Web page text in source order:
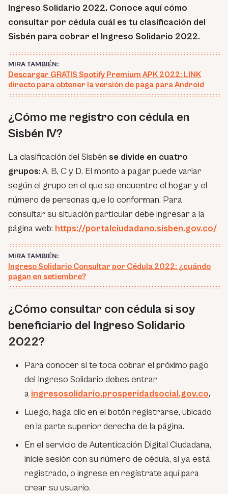
Ingreso Solidario 2022. Conoce aquí cómo
consultar por cédula cuál es tu clasificación del
Sisbén para cobrar el Ingreso Solidario 2022.
MIRA TAMBIÉN:
Descargar GRATIS Spotify Premium APK 2022: LINK
directo para obtener la versión de paga para Android
¿Cómo me registro con cédula en
Sisbén IV?
La clasificación del Sisbén se divide en cuatro
grupos: A, B, C y D. El monto a pagar puede variar
según el grupo en el que se encuentre el hogar y el
número de personas que lo conforman. Para
consultar su situación particular debe ingresar a la
página web: https://portalciudadano.sisben.gov.co/
MIRA TAMBIÉN:
Ingreso Solidario Consultar por Cédula 2022: ¿cuándo
pagan en setiembre?
¿Cómo consultar con cédula si soy
beneficiario del Ingreso Solidario
2022?
Para conocer si te toca cobrar el próximo pago
del Ingreso Solidario debes entrar
a ingresosolidario.prosperidadsocial.gov.co.
Luego, haga clic en el botón registrarse, ubicado
en la parte superior derecha de la página.
En el servicio de Autenticación Digital Ciudadana,
inicie sesión con su número de cédula, si ya está
registrado, o ingrese en regístrate aquí para
crear su usuario.